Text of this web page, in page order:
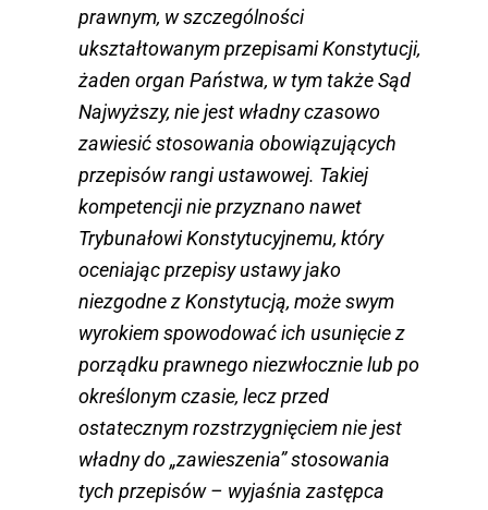
prawnym, w szczególności
ukształtowanym przepisami Konstytucji,
żaden organ Państwa, w tym także Sąd
Najwyższy, nie jest władny czasowo
zawiesić stosowania obowiązujących
przepisów rangi ustawowej. Takiej
kompetencji nie przyznano nawet
Trybunałowi Konstytucyjnemu, który
oceniając przepisy ustawy jako
niezgodne z Konstytucją, może swym
wyrokiem spowodować ich usunięcie z
porządku prawnego niezwłocznie lub po
określonym czasie, lecz przed
ostatecznym rozstrzygnięciem nie jest
władny do „zawieszenia” stosowania
tych przepisów – wyjaśnia zastępca